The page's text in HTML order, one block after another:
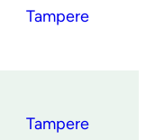
Tampere
Tampere